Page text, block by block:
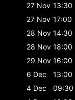
27 Nov 13:30
27 Nov 17:00
28 Nov 14:30
28 Nov 18:00
29 Nov 16:00
6 Dec
13:00
4 Dec
09:30